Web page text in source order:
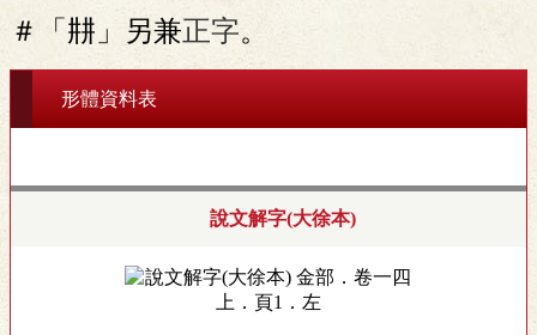
＃「㐩」另兼正字。
形體資料表
說文解字(大徐本)